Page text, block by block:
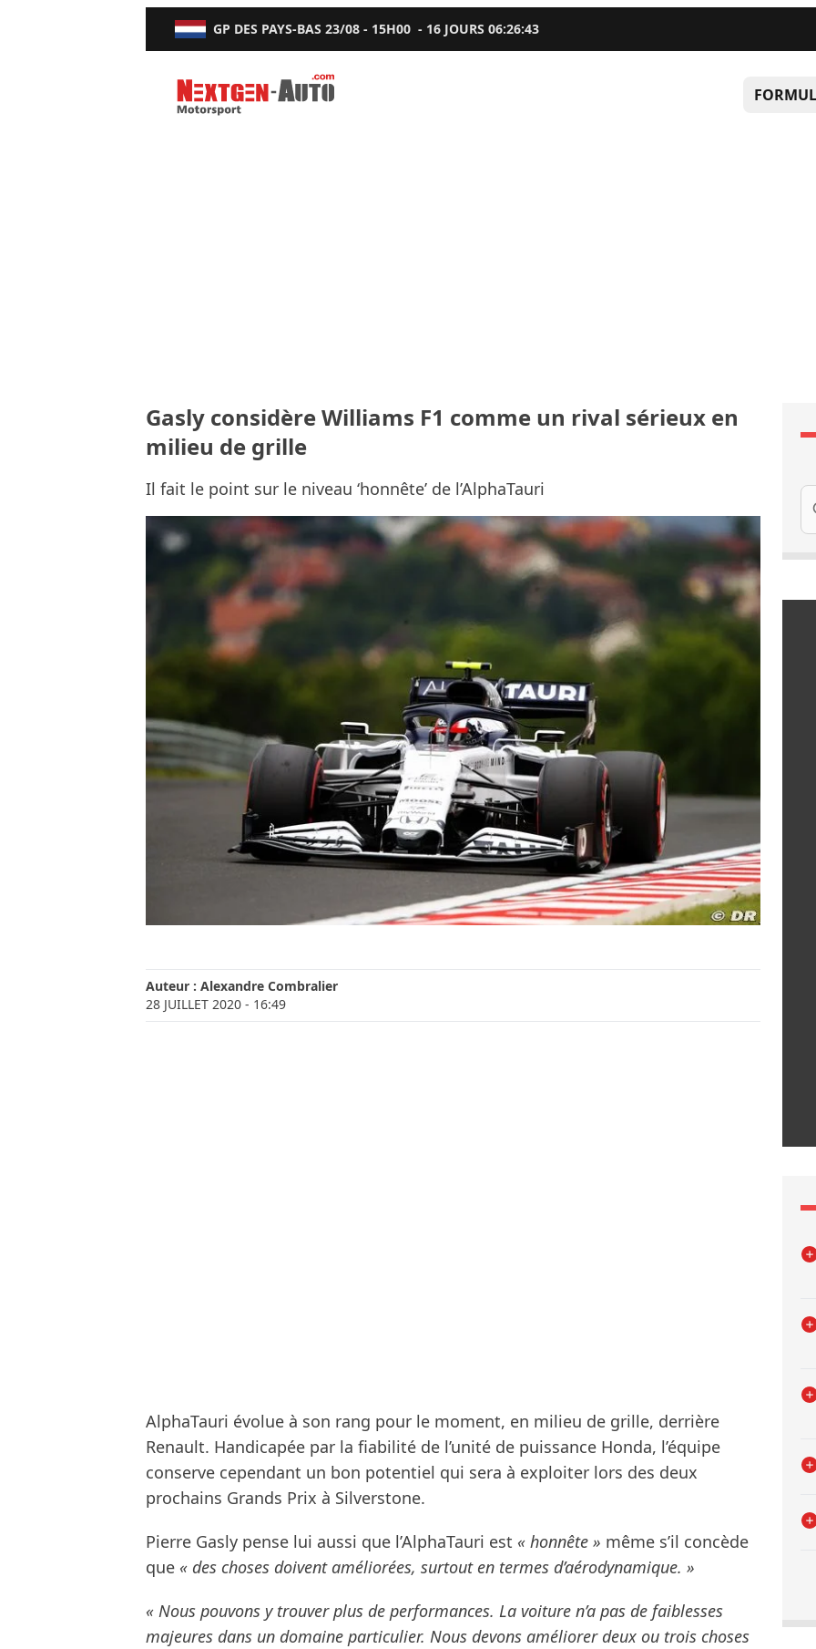
GP DES PAYS-BAS 23/08 - 15H00 - 16 JOURS06:26:42
Nextgen-Auto.com
Gasly considère Williams F1 comme un rival sérieux en
milieu de grille
Il fait le point sur le niveau ‘honnête’ de l’AlphaTauri
Auteur : Alexandre Combralier
28 JUILLET 2020 - 16:49
AlphaTauri évolue à son rang pour le moment, en milieu de grille, derrière
Renault. Handicapée par la fiabilité de l’unité de puissance Honda, l’équipe
conserve cependant un bon potentiel qui sera à exploiter lors des deux
prochains Grands Prix à Silverstone.
Pierre Gasly pense lui aussi que l’AlphaTauri est « honnête » même s’il concède
que « des choses doivent améliorées, surtout en termes d’aérodynamique. »
« Nous pouvons y trouver plus de performances. La voiture n’a pas de faiblesses
majeures dans un domaine particulier. Nous devons améliorer deux ou trois choses